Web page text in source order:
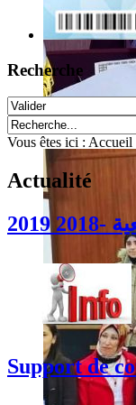
Recherche
Vous êtes ici : Accueil
Actualité
2019
Support de